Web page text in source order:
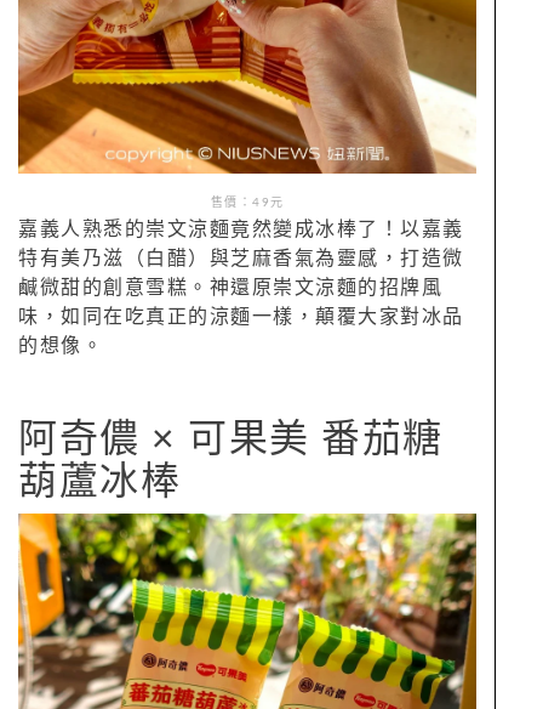
售價：49元
嘉義人熟悉的崇文涼麵竟然變成冰棒了！以嘉義
特有美乃滋（白醋）與芝麻香氣為靈感，打造微
鹹微甜的創意雪糕。神還原崇文涼麵的招牌風
味，如同在吃真正的涼麵一樣，顛覆大家對冰品
的想像。
阿奇儂 × 可果美 番茄糖
葫蘆冰棒